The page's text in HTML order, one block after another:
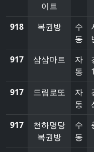
이트
918 복권방
수
동
917 삼삼마트
자
동
1
917 드림로또
자
동
917
천하명당
복권방
수
동